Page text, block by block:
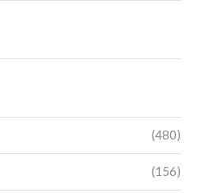
(480)
(156)